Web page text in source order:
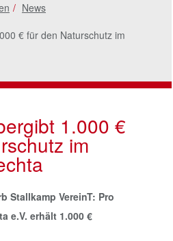
News
€ für den Naturschutz im
1.000 €
im
Stallkamp VereinT: Pro
e.V. erhält 1.000 €